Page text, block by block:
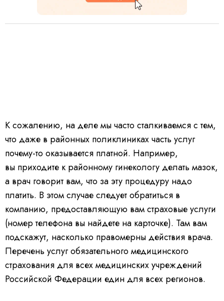
К сожалению, на деле мы часто сталкиваемся с тем,
что даже в районных поликлиниках часть услуг
почему-то оказывается платной. Например,
вы приходите к районному гинекологу делать мазок,
а врач говорит вам, что за эту процедуру надо
платить. В этом случае следует обратиться в
компанию, предоставляющую вам страховые услуги
(номер телефона вы найдете на карточке). Там вам
подскажут, насколько правомерны действия врача.
Перечень услуг обязательного медицинского
страхования для всех медицинских учреждений
Российской Федерации един для всех регионов.